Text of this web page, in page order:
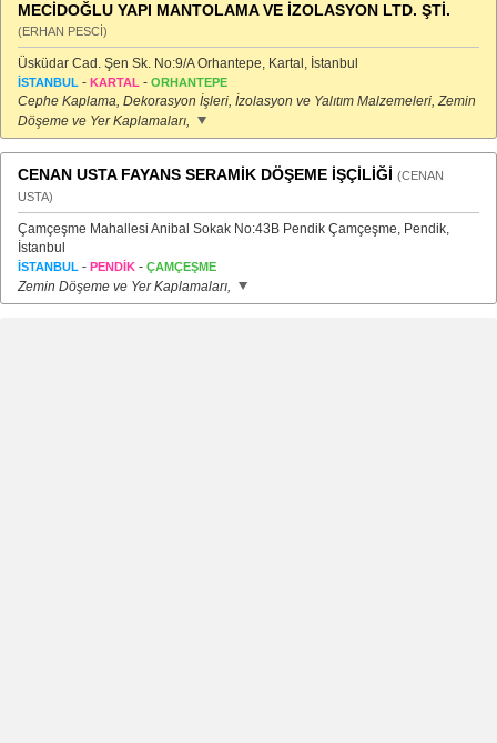
MECİDOĞLU YAPI MANTOLAMA VE İZOLASYON LTD. ŞTİ.
(ERHAN PESCİ)
Üsküdar Cad. Şen Sk. No:9/A Orhantepe, Kartal, İstanbul
İSTANBUL - KARTAL - ORHANTEPE
Cephe Kaplama, Dekorasyon İşleri, İzolasyon ve Yalıtım Malzemeleri, Zemin
Döşeme ve Yer Kaplamaları,
CENAN USTA FAYANS SERAMİK DÖŞEME İŞÇİLİĞİ (CENAN
USTA)
Çamçeşme Mahallesi Anibal Sokak No:43B Pendik Çamçeşme, Pendik,
İstanbul
İSTANBUL - PENDİK - ÇAMÇEŞME
Zemin Döşeme ve Yer Kaplamaları,